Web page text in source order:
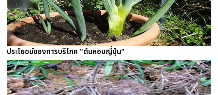
ประโยชน์ของการบริโภค "ต้นหอมญี่ปุ่น"